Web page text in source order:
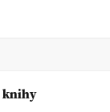
knihy